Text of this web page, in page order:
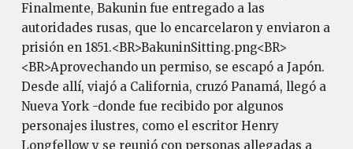
Finalmente, Bakunin fue entregado a las
autoridades rusas, que lo encarcelaron y enviaron a
prisión en 1851.<BR>BakuninSitting.png<BR>
<BR>Aprovechando un permiso, se escapó a Japón.
Desde allí, viajó a California, cruzó Panamá, llegó a
Nueva York -donde fue recibido por algunos
personajes ilustres, como el escritor Henry
Longfellow y se reunió con personas allegadas a